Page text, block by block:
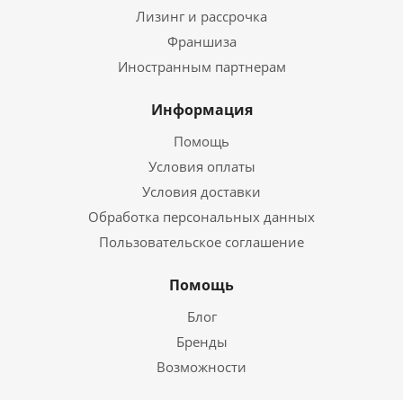
Лизинг и рассрочка
Франшиза
Иностранным партнерам
Информация
Помощь
Условия оплаты
Условия доставки
Обработка персональных данных
Пользовательское соглашение
Помощь
Блог
Бренды
Возможности